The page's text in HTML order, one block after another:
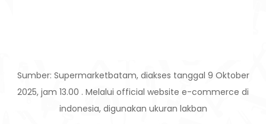
Sumber: Supermarketbatam, diakses tanggal 9 Oktober
2025, jam 13.00 . Melalui official website e-commerce di
indonesia, digunakan ukuran lakban